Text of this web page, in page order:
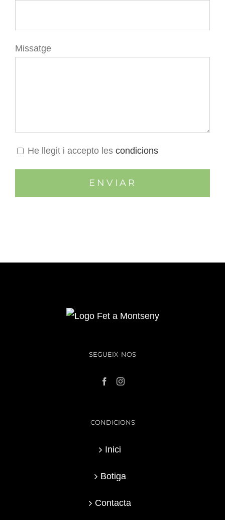
Missatge
He llegit i accepto les condicions
SEGUEIX-NOS
CONDICIONS
Inici
Botiga
Contacta